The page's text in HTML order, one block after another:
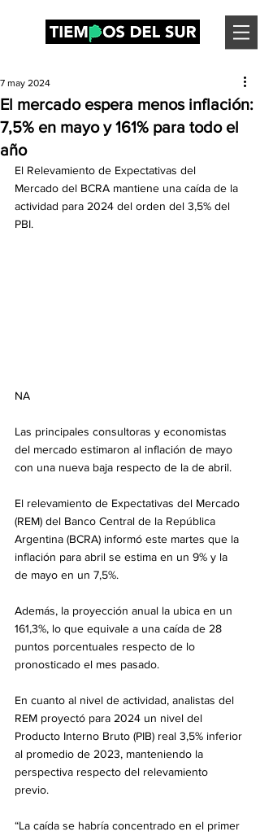
El mercado espera menos inflación:
7,5% en mayo y 161% para todo el
año
7 may 2024
El Relevamiento de Expectativas del
Mercado del BCRA mantiene una caída de la
actividad para 2024 del orden del 3,5% del
PBI.
NA
Las principales consultoras y economistas
del mercado estimaron al inflación de mayo
con una nueva baja respecto de la de abril.
El relevamiento de Expectativas del Mercado
(REM) del Banco Central de la República
Argentina (BCRA) informó este martes que la
inflación para abril se estima en un 9% y la
de mayo en un 7,5%.
Además, la proyección anual la ubica en un
161,3%, lo que equivale a una caída de 28
puntos porcentuales respecto de lo
pronosticado el mes pasado.
En cuanto al nivel de actividad, analistas del
REM proyectó para 2024 un nivel del
Producto Interno Bruto (PIB) real 3,5% inferior
al promedio de 2023, manteniendo la
perspectiva respecto del relevamiento
previo.
“La caída se habría concentrado en el primer